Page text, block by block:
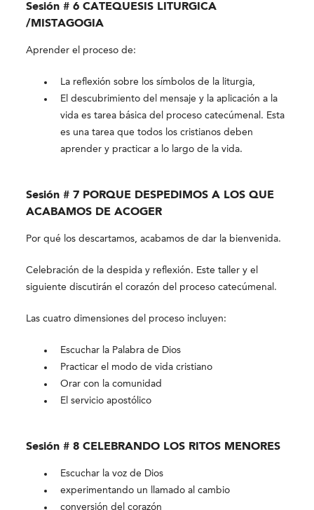
Sesión # 6 CATEQUESIS LITURGICA
/MISTAGOGIA
Aprender el proceso de:
La reflexión sobre los símbolos de la liturgia,
El descubrimiento del mensaje y la aplicación a la
vida es tarea básica del proceso catecúmenal. Esta
es una tarea que todos los cristianos deben
aprender y practicar a lo largo de la vida.
Sesión # 7 PORQUE DESPEDIMOS A LOS QUE
ACABAMOS DE ACOGER
Por qué los descartamos, acabamos de dar la bienvenida.
Celebración de la despida y reflexión. Este taller y el
siguiente discutirán el corazón del proceso catecúmenal.
Las cuatro dimensiones del proceso incluyen:
Escuchar la Palabra de Dios
Practicar el modo de vida cristiano
Orar con la comunidad
El servicio apostólico
Sesión # 8 CELEBRANDO LOS RITOS MENORES
Escuchar la voz de Dios
experimentando un llamado al cambio
conversión del corazón